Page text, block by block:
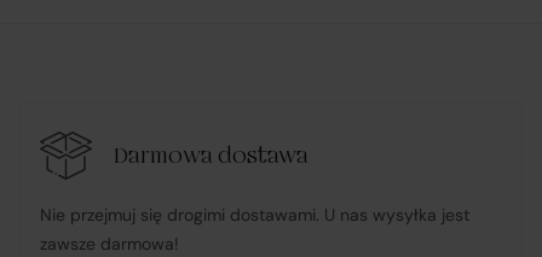
Darmowa dostawa
Nie przejmuj się drogimi dostawami. U nas wysyłka jest
zawsze darmowa!